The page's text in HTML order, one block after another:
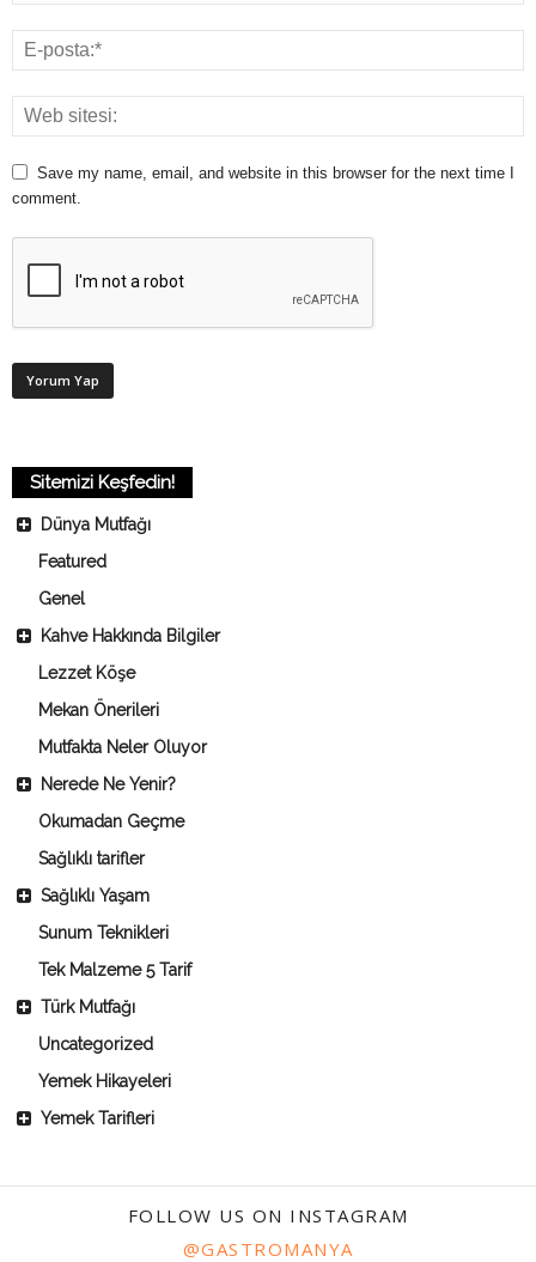
Save my name, email, and website in this browser for the next time I
comment.
Sitemizi Keşfedin!
Dünya Mutfağı
Featured
Genel
Kahve Hakkında Bilgiler
Lezzet Köşe
Mekan Önerileri
Mutfakta Neler Oluyor
Nerede Ne Yenir?
Okumadan Geçme
Sağlıklı tarifler
Sağlıklı Yaşam
Sunum Teknikleri
Tek Malzeme 5 Tarif
Türk Mutfağı
Uncategorized
Yemek Hikayeleri
Yemek Tarifleri
FOLLOW US ON INSTAGRAM
@GASTROMANYA